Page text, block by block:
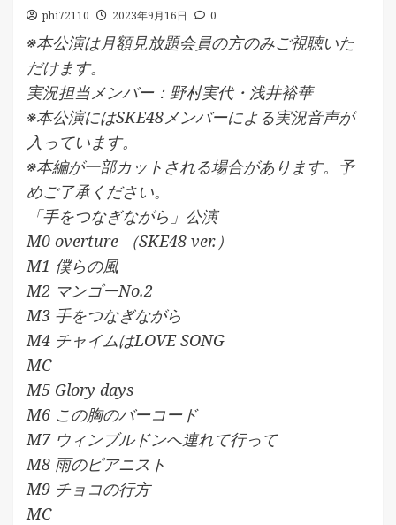
phi72110 2023年9月16日 0
※本公演は月額見放題会員の方のみご視聴いた
だけます。
実況担当メンバー：野村実代・浅井裕華
※本公演にはSKE48メンバーによる実況音声が
入っています。
※本編が一部カットされる場合があります。予
めご了承ください。
「手をつなぎながら」公演
M0 overture （SKE48 ver.）
M1 僕らの風
M2 マンゴーNo.2
M3 手をつなぎながら
M4 チャイムはLOVE SONG
MC
M5 Glory days
M6 この胸のバーコード
M7 ウィンブルドンへ連れて行って
M8 雨のピアニスト
M9 チョコの行方
MC